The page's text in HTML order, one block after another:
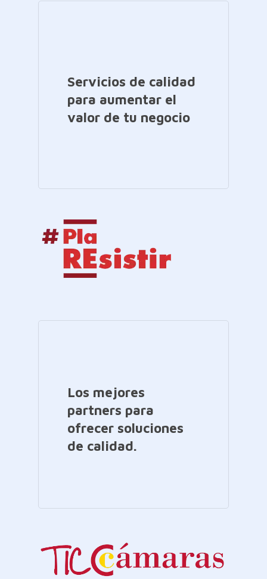
Servicios de calidad
para aumentar el
valor de tu negocio
Los mejores
partners para
ofrecer soluciones
de calidad.